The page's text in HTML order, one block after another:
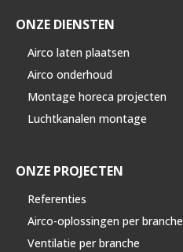
ONZE DIENSTEN
Airco laten plaatsen
Airco onderhoud
Montage horeca projecten
Luchtkanalen montage
ONZE PROJECTEN
Referenties
Airco-oplossingen per branche
Ventilatie per branche